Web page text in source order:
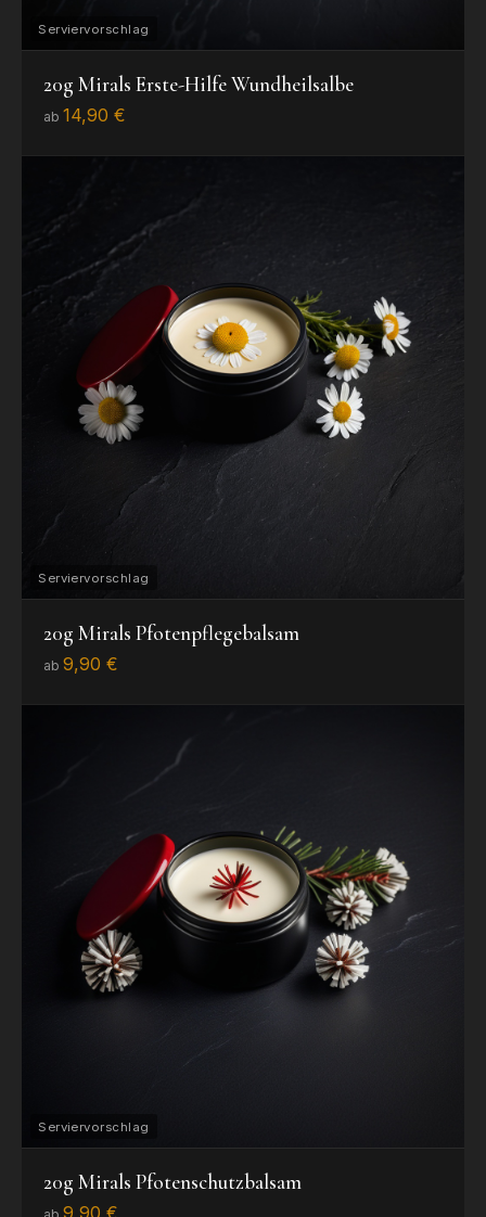
20g Mirals Erste-Hilfe Wundheilsalbe
ab 14,90 €
20g Mirals Pfotenpflegebalsam
ab 9,90 €
20g Mirals Pfotenschutzbalsam
9,90 €